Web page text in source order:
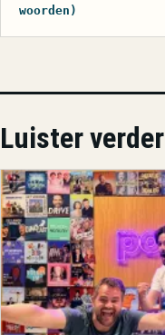
woorden)
Luister verder